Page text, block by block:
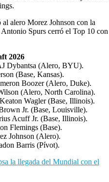
alero Morez Johnson con la
Spurs cerró el Top 10 con
2026
Dybantsa (Alero, BYU).
(Base, Kansas).
Boozer (Alero, Duke).
(Alero, North Carolina).
Wagler (Base, Illinois).
Jr. (Base, Louisville).
Acuff Jr. (Base, Illinois).
Flemings (Base).
Johnson (Alero).
Barris (Pívot).
la llegada del Mundial con el